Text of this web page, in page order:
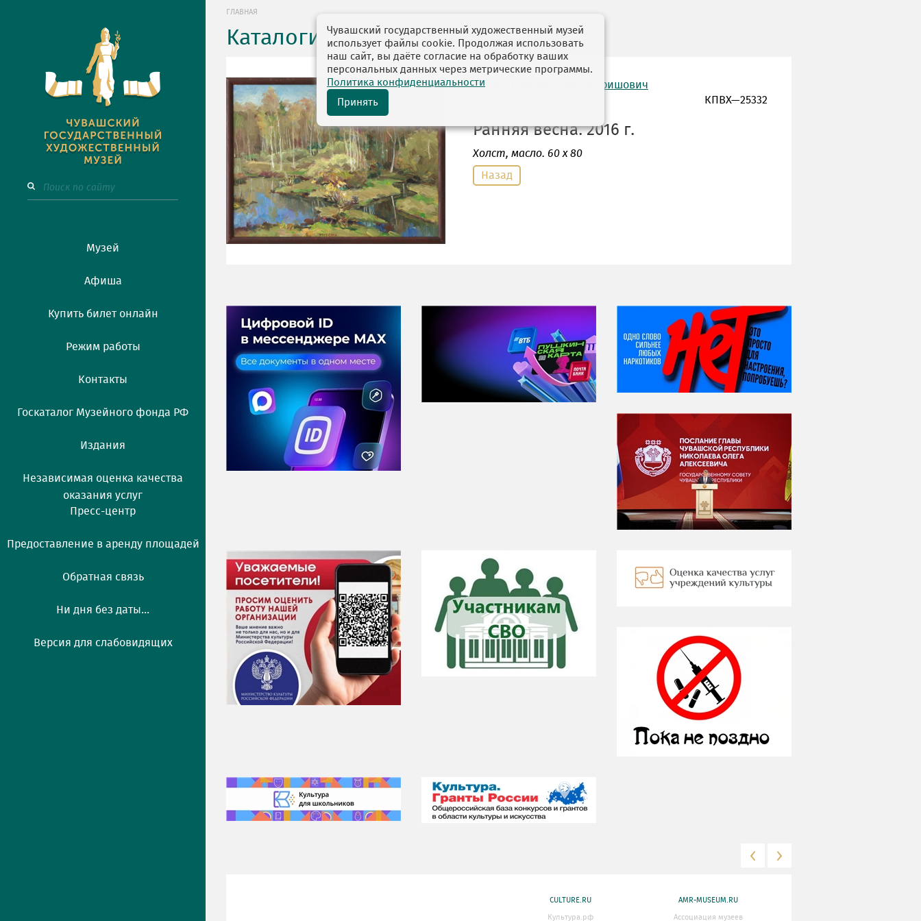
Музей
Афиша
Купить билет онлайн
Режим работы
Контакты
Госкаталог Музейного фонда РФ
Издания
Независимая оценка качества
оказания услуг
Пресс-центр
Предоставление в аренду площадей
Обратная связь
Ни дня без даты...
Версия для слабовидящих
ГЛАВНАЯ
Каталоги выставок
автор: Григорян Миша Гришович
КПВХ—25332
Ранняя весна. 2016 г.
Холст, масло. 60 х 80
Назад
НИ ДНЯ БЕЗ ДАТЫ...
07 августа
Я встретил вас – и
всё былое...
CULTURE.RU
Культура.рф
AMR-MUSEUM.RU
Ассоциация музеев
Чувашский государственный художественный музей
использует файлы cookie. Продолжая использовать
наш сайт, вы даёте согласие на обработку ваших
персональных данных через метрические программы.
Политика конфиденциальности
Принять